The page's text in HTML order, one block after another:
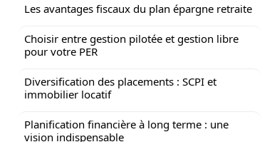
Les avantages fiscaux du plan épargne retraite
Choisir entre gestion pilotée et gestion libre
pour votre PER
Diversification des placements : SCPI et
immobilier locatif
Planification financière à long terme : une
vision indispensable